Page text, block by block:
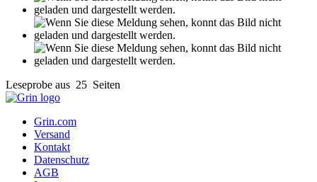
Grin.com
Versand
Kontakt
Datenschutz
AGB
Impressum
Vertrag widerrufen